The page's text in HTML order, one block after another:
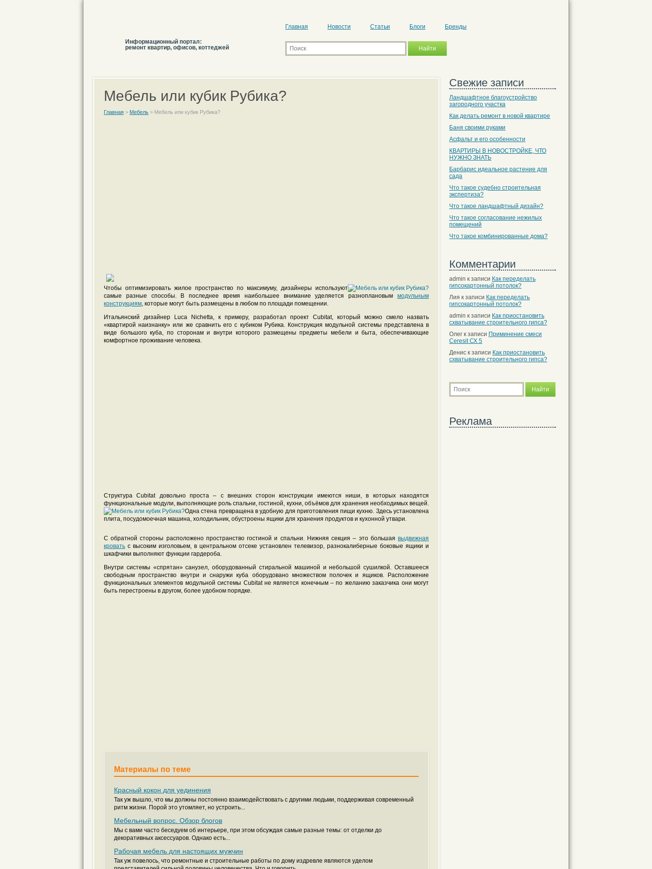
Информационный портал:
ремонт квартир, офисов, коттеджей
Главная Новости Статьи Блоги Бренды
Мебель или кубик Рубика?
Главная > Мебель > Мебель или кубик Рубика?
Чтобы оптимизировать жилое пространство по максимуму, дизайнеры используют
самые разные способы. В последнее время наибольшее внимание уделяется разноплановым модульным
конструкциям, которые могут быть размещены в любом по площади помещении.
Итальянский дизайнер Luca Nichetta, к примеру, разработал проект Cubitat, который можно смело назвать
«квартирой наизнанку» или же сравнить его с кубиком Рубика. Конструкция модульной системы представлена в
виде большого куба, по сторонам и внутри которого размещены предметы мебели и быта, обеспечивающие
комфортное проживание человека.
Структура Cubitat довольно проста – с внешних сторон конструкции имеются ниши, в которых находятся
функциональные модули, выполняющие роль спальни, гостиной, кухни, объёмов для хранения необходимых вещей.
Одна стена превращена в удобную для приготовления пищи кухню. Здесь установлена
плита, посудомоечная машина, холодильник, обустроены ящики для хранения продуктов и кухонной утвари.
С обратной стороны расположено пространство гостиной и спальни. Нижняя секция – это большая выдвижная
кровать с высоким изголовьем, в центральном отсеке установлен телевизор, разнокалиберные боковые ящики и
шкафчики выполняют функции гардероба.
Внутри системы «спрятан» санузел, оборудованный стиральной машиной и небольшой сушилкой. Оставшееся
свободным пространство внутри и снаружи куба оборудовано множеством полочек и ящиков. Расположение
функциональных элементов модульной системы Cubitat не является конечным – по желанию заказчика они могут
быть перестроены в другом, более удобном порядке.
Материалы по теме
Красный кокон для уединения
Так уж вышло, что мы должны постоянно взаимодействовать с другими людьми, поддерживая современный
ритм жизни. Порой это утомляет, но устроить...
Мебельный вопрос. Обзор блогов
Мы с вами часто беседуем об интерьере, при этом обсуждая самые разные темы: от отделки до
декоративных аксессуаров. Однако есть...
Рабочая мебель для настоящих мужчин
Так уж повелось, что ремонтные и строительные работы по дому издревле являются уделом
Свежие записи
Ландшафтное благоустройство
загородного участка
Как делать ремонт в новой квартире
Баня своими руками
Асфальт и его особенности
КВАРТИРЫ В НОВОСТРОЙКЕ, ЧТО
НУЖНО ЗНАТЬ
Барбарис идеальное растение для
сада
Что такое судебно строительная
экспертиза?
Что такое ландшафтный дизайн?
Что такое согласование нежилых
помещений
Что такое комбинированные дома?
Комментарии
admin к записи Как переделать
гипсокартонный потолок?
Лия к записи Как переделать
гипсокартонный потолок?
admin к записи Как приостановить
схватывание строительного гипса?
Олег к записи Приминение смеси
Ceresit СХ 5
Денис к записи Как приостановить
схватывание строительного гипса?
Реклама